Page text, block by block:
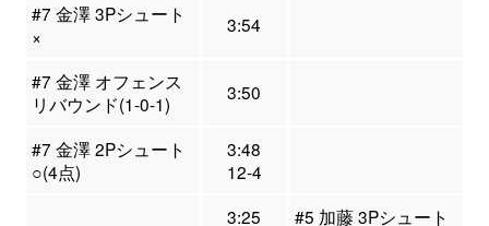
#7 金澤 3Pシュート
×
3:54
#7 金澤 オフェンス
リバウンド(1-0-1)
3:50
#7 金澤 2Pシュート
○(4点)
3:48
12-4
3:25
#5 加藤 3Pシュート